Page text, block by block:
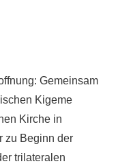
Gemeinsam
Kigeme
Kirche in
zu Beginn der
trilateralen